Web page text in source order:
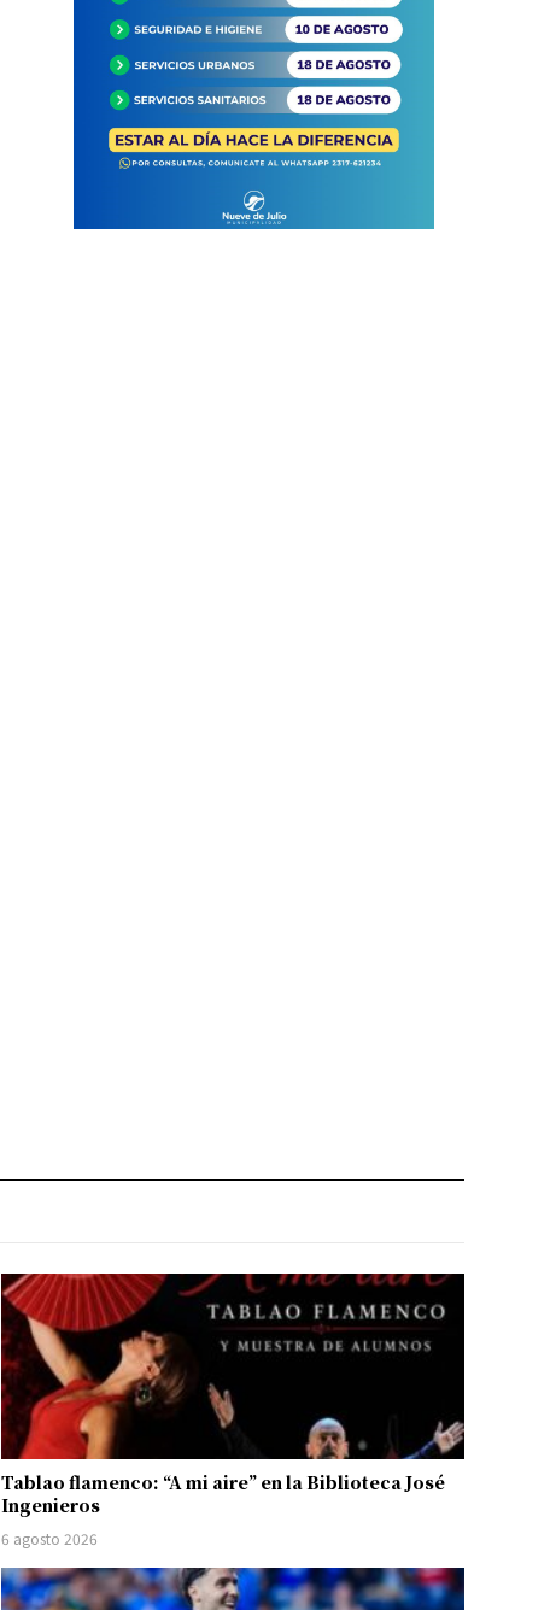
Tablao flamenco: “A mi aire” en la Biblioteca José
Ingenieros
6 agosto 2026